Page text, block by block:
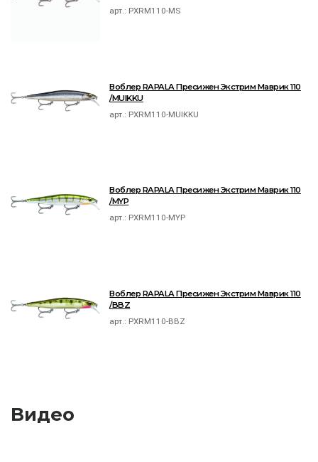
арт.: PXRM110-MS
Воблер RAPALA Пресижен Экстрим Маврик 110
/MUIKKU
арт.: PXRM110-MUIKKU
Воблер RAPALA Пресижен Экстрим Маврик 110
/MYP
арт.: PXRM110-MYP
Воблер RAPALA Пресижен Экстрим Маврик 110
/BBZ
арт.: PXRM110-BBZ
Видео